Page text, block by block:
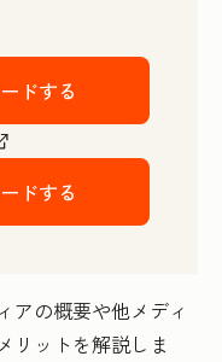
ドする
ドする
アの概要や他メディ
リットを解説しま